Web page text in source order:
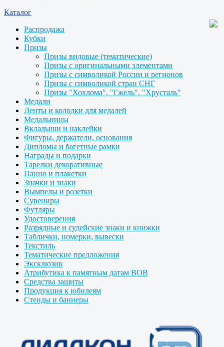
Каталог
Распродажа
Кубки
Призы
Призы видовые (тематические)
Призы с оригинальными элементами
Призы с символикой России и регионов
Призы с символикой стран СНГ
Призы "Хохлома", "Гжель", "Хрусталь"
Медали
Ленты и колодки для медалей
Медальницы
Вкладыши и наклейки
Фигуры, держатели, основания
Дипломы и багетные рамки
Награды и подарки
Тарелки декоративные
Панно и плакетки
Значки и знаки
Вымпелы и розетки
Сувениры
Футляры
Удостоверения
Разрядные и судейские знаки и книжки
Таблички, номерки, вывески
Текстиль
Тематические предложения
Эксклюзив
Атрибутика к памятным датам ВОВ
Средства защиты
Продукция к юбилеям
Стенды и баннеры